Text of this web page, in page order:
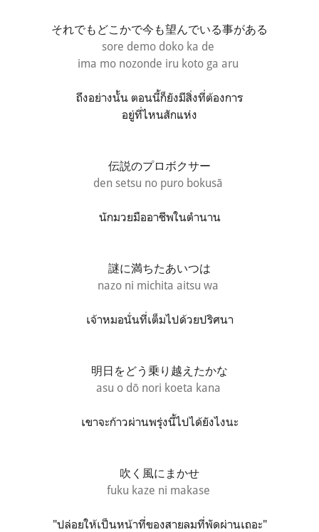
それでもどこかで今も望んでいる事がある
sore demo doko ka de
ima mo nozonde iru koto ga aru
ถึงอย่างนั้น ตอนนี้ก็ยังมีสิ่งที่ต้องการ
อยู่ที่ไหนสักแห่ง
伝説のプロボクサー
den setsu no puro bokusā
นักมวยมืออาชีพในตำนาน
謎に満ちたあいつは
nazo ni michita aitsu wa
เจ้าหมอนั่นที่เต็มไปด้วยปริศนา
明日をどう乗り越えたかな
asu o dō nori koeta kana
เขาจะก้าวผ่านพรุ่งนี้ไปได้ยังไงนะ
吹く風にまかせ
fuku kaze ni makase
"ปล่อยให้เป็นหน้าที่ของสายลมที่พัดผ่านเถอะ"